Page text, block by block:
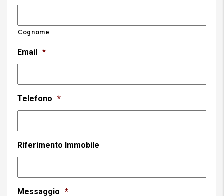
Cognome
Email *
Telefono *
Riferimento Immobile
Messaggio *